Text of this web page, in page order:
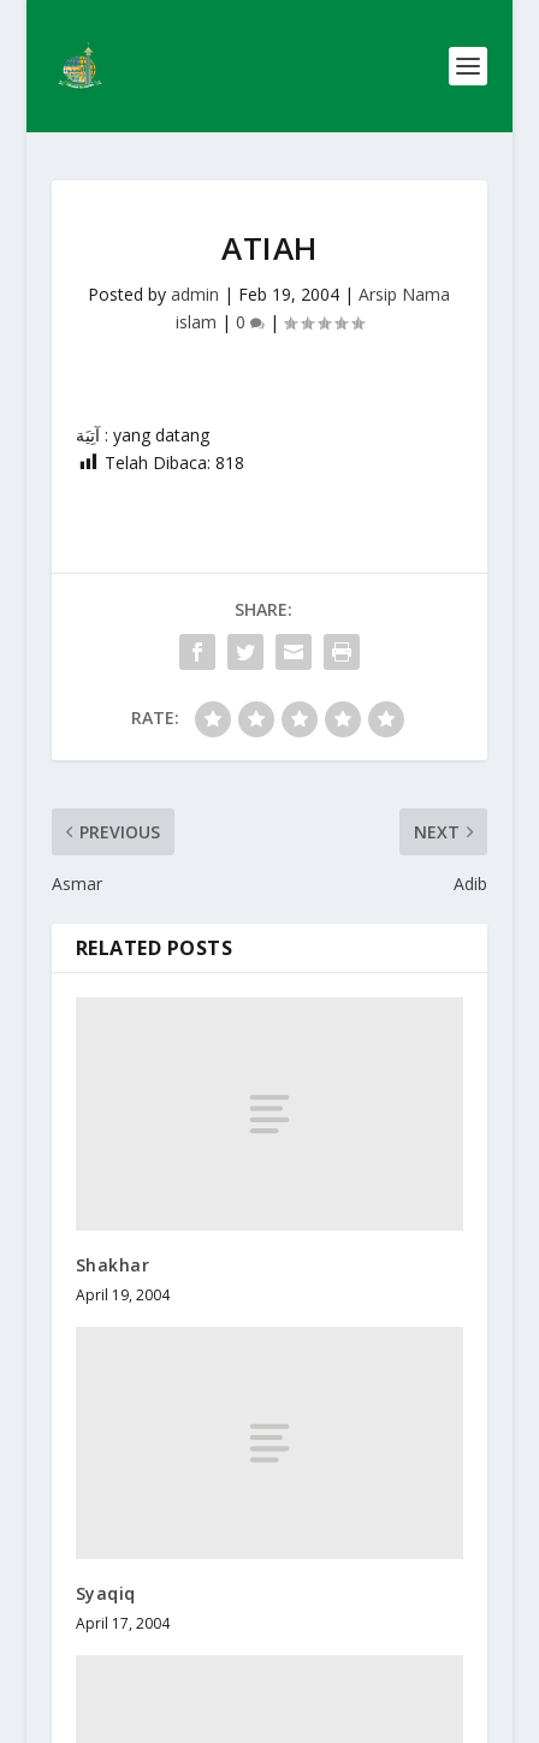
ATIAH
Posted byadmin | Feb 19, 2004 |Arsip Nama
islam | 0 |
آتِيَة : yang datang
Telah Dibaca: 818
SHARE:
RATE:
PREVIOUS
Asmar
NEXT
Adib
RELATED POSTS
Shakhar
April 19, 2004
Syaqiq
April 17, 2004